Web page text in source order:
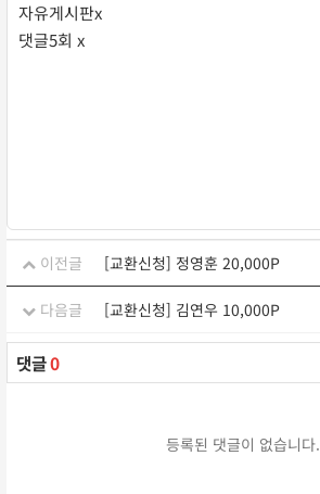
자유게시판x
댓글5회 x
이전글 [교환신청] 정영훈 20,000P
다음글 [교환신청] 김연우 10,000P
댓글0
등록된 댓글이 없습니다.